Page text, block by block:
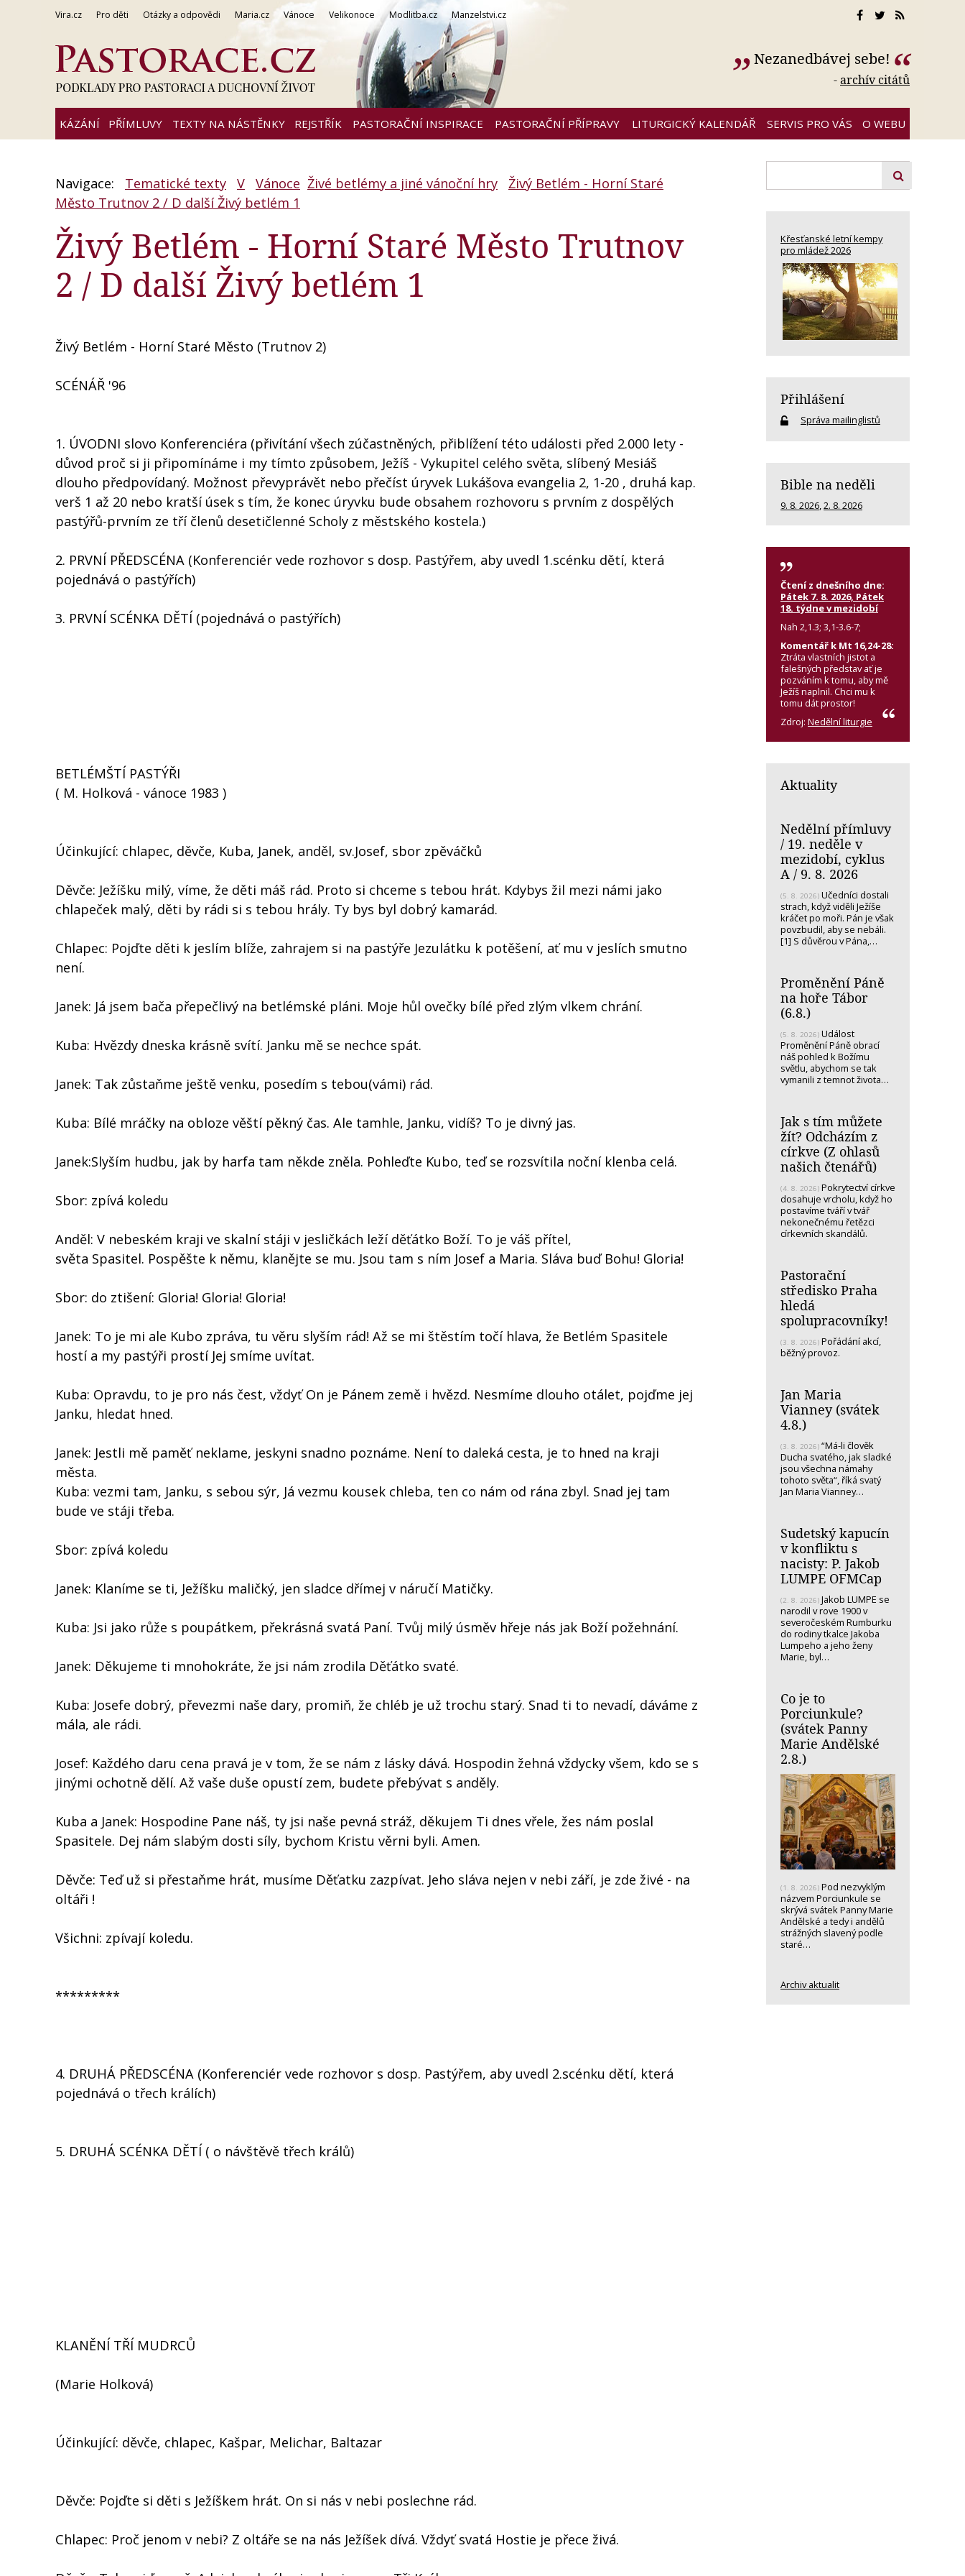
Vira.cz Pro děti Otázky a odpovědi Maria.cz Vánoce Velikonoce Modlitba.cz Manzelstvi.cz
Nezanedbávej sebe!
-archív citátů
KÁZÁNÍ PŘÍMLUVY TEXTY NA NÁSTĚNKY REJSTŘÍK PASTORAČNÍ INSPIRACE PASTORAČNÍ PŘÍPRAVY LITURGICKÝ KALENDÁŘ SERVIS PRO VÁS O WEBU
Navigace: Tematické texty V Vánoce Živé betlémy a jiné vánoční hry
Živý Betlém - Horní Staré
Město Trutnov 2 / D další Živý betlém 1
Živý Betlém - Horní Staré Město Trutnov
2 / D další Živý betlém 1
Živý Betlém - Horní Staré Město (Trutnov 2)
SCÉNÁŘ '96
1. ÚVODNI slovo Konferenciéra (přivítání všech zúčastněných, přiblížení této události před 2.000 lety -
důvod proč si ji připomínáme i my tímto způsobem, Ježíš - Vykupitel celého světa, slíbený Mesiáš
dlouho předpovídaný. Možnost převyprávět nebo přečíst úryvek Lukášova evangelia 2, 1-20 , druhá kap.
verš 1 až 20 nebo kratší úsek s tím, že konec úryvku bude obsahem rozhovoru s prvním z dospělých
pastýřů-prvním ze tří členů desetičlenné Scholy z městského kostela.)
2. PRVNÍ PŘEDSCÉNA (Konferenciér vede rozhovor s dosp. Pastýřem, aby uvedl 1.scénku dětí, která
pojednává o pastýřích)
3. PRVNÍ SCÉNKA DĚTÍ (pojednává o pastýřích)
BETLÉMŠTÍ PASTÝŘI
( M. Holková - vánoce 1983 )
Účinkující: chlapec, děvče, Kuba, Janek, anděl, sv.Josef, sbor zpěváčků
Děvče: Ježíšku milý, víme, že děti máš rád. Proto si chceme s tebou hrát. Kdybys žil mezi námi jako
chlapeček malý, děti by rádi si s tebou hrály. Ty bys byl dobrý kamarád.
Chlapec: Pojďte děti k jeslím blíže, zahrajem si na pastýře Jezulátku k potěšení, ať mu v jeslích smutno
není.
Janek: Já jsem bača přepečlivý na betlémské pláni. Moje hůl ovečky bílé před zlým vlkem chrání.
Kuba: Hvězdy dneska krásně svítí. Janku mě se nechce spát.
Janek: Tak zůstaňme ještě venku, posedím s tebou(vámi) rád.
Kuba: Bílé mráčky na obloze věští pěkný čas. Ale tamhle, Janku, vidíš? To je divný jas.
Janek:Slyším hudbu, jak by harfa tam někde zněla. Pohleďte Kubo, teď se rozsvítila noční klenba celá.
Sbor: zpívá koledu
Anděl: V nebeském kraji ve skalní stáji v jesličkách leží děťátko Boží. To je váš přítel,
světa Spasitel. Pospěšte k němu, klanějte se mu. Jsou tam s ním Josef a Maria. Sláva buď Bohu! Gloria!
Sbor: do ztišení: Gloria! Gloria! Gloria!
Janek: To je mi ale Kubo zpráva, tu věru slyším rád! Až se mi štěstím točí hlava, že Betlém Spasitele
hostí a my pastýři prostí Jej smíme uvítat.
Kuba: Opravdu, to je pro nás čest, vždyť On je Pánem země i hvězd. Nesmíme dlouho otálet, pojďme jej
Janku, hledat hned.
Janek: Jestli mě paměť neklame, jeskyni snadno poznáme. Není to daleká cesta, je to hned na kraji
města.
Kuba: vezmi tam, Janku, s sebou sýr, Já vezmu kousek chleba, ten co nám od rána zbyl. Snad jej tam
bude ve stáji třeba.
Sbor: zpívá koledu
Janek: Klaníme se ti, Ježíšku maličký, jen sladce dřímej v náručí Matičky.
Kuba: Jsi jako růže s poupátkem, překrásná svatá Paní. Tvůj milý úsměv hřeje nás jak Boží požehnání.
Janek: Děkujeme ti mnohokráte, že jsi nám zrodila Děťátko svaté.
Kuba: Josefe dobrý, převezmi naše dary, promiň, že chléb je už trochu starý. Snad ti to nevadí, dáváme z
mála, ale rádi.
Josef: Každého daru cena pravá je v tom, že se nám z lásky dává. Hospodin žehná vždycky všem, kdo se s
jinými ochotně dělí. Až vaše duše opustí zem, budete přebývat s anděly.
Kuba a Janek: Hospodine Pane náš, ty jsi naše pevná stráž, děkujem Ti dnes vřele, žes nám poslal
Spasitele. Dej nám slabým dosti síly, bychom Kristu věrni byli. Amen.
Děvče: Teď už si přestaňme hrát, musíme Děťatku zazpívat. Jeho sláva nejen v nebi září, je zde živé - na
oltáři !
Všichni: zpívají koledu.
*********
4. DRUHÁ PŘEDSCÉNA (Konferenciér vede rozhovor s dosp. Pastýřem, aby uvedl 2.scénku dětí, která
pojednává o třech králích)
5. DRUHÁ SCÉNKA DĚTÍ ( o návštěvě třech králů)
KLANĚNÍ TŘÍ MUDRCŮ
(Marie Holková)
Účinkující: děvče, chlapec, Kašpar, Melichar, Baltazar
Děvče: Pojďte si děti s Ježíškem hrát. On si nás v nebi poslechne rád.
Chlapec: Proč jenom v nebi? Z oltáře se na nás Ježíšek dívá. Vždyť svatá Hostie je přece živá.
Křesťanské letní kempy
pro mládež 2026
Přihlášení
Správa mailinglistů
Bible na neděli
9. 8. 2026 2. 8. 2026
Čtení z dnešního dne:
Pátek 7. 8. 2026, Pátek
18. týdne v mezidobí
Nah 2,1.3; 3,1-3.6-7;
Komentář k Mt 16,24-28:
Ztráta vlastních jistot a
falešných představ ať je
pozváním k tomu, aby mě
Ježíš naplnil. Chci mu k
tomu dát prostor!
Zdroj: Nedělní liturgie
Aktuality
Nedělní přímluvy
/ 19. neděle v
mezidobí, cyklus
A / 9. 8. 2026
(5. 8. 2026) Učedníci dostali
strach, když viděli Ježíše
kráčet po moři. Pán je však
povzbudil, aby se nebáli.
[1] S důvěrou v Pána,…
Proměnění Páně
na hoře Tábor
(6.8.)
(5. 8. 2026) Událost
Proměnění Páně obrací
náš pohled k Božímu
světlu, abychom se tak
vymanili z temnot života…
Jak s tím můžete
žít? Odcházím z
církve (Z ohlasů
našich čtenářů)
(4. 8. 2026) Pokrytectví církve
dosahuje vrcholu, když ho
postavíme tváří v tvář
nekonečnému řetězci
církevních skandálů.
Pastorační
středisko Praha
hledá
spolupracovníky!
(3. 8. 2026) Pořádání akcí,
běžný provoz.
Jan Maria
Vianney (svátek
4.8.)
(3. 8. 2026) “Má-li člověk
Ducha svatého, jak sladké
jsou všechna námahy
tohoto světa“, říká svatý
Jan Maria Vianney…
Sudetský kapucín
v konfliktu s
nacisty: P. Jakob
LUMPE OFMCap
(2. 8. 2026) Jakob LUMPE se
narodil v rove 1900 v
severočeském Rumburku
do rodiny tkalce Jakoba
Lumpeho a jeho ženy
Marie, byl…
Co je to
Porciunkule?
(svátek Panny
Marie Andělské
2.8.)
(1. 8. 2026) Pod nezvyklým
názvem Porciunkule se
skrývá svátek Panny Marie
Andělské a tedy i andělů
strážných slavený podle
staré…
Archiv aktualit